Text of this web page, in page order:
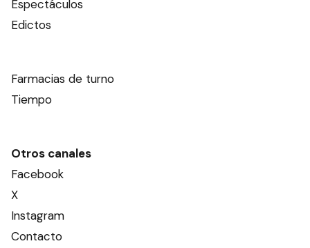
Espectáculos
Edictos
Farmacias de turno
Tiempo
Otros canales
Facebook
X
Instagram
Contacto